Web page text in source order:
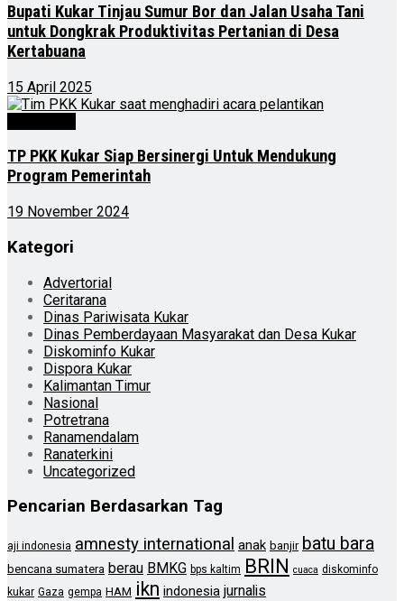
Bupati Kukar Tinjau Sumur Bor dan Jalan Usaha Tani
untuk Dongkrak Produktivitas Pertanian di Desa
Kertabuana
15 April 2025
TP PKK Kukar Siap Bersinergi Untuk Mendukung
Program Pemerintah
19 November 2024
Kategori
Advertorial
Ceritarana
Dinas Pariwisata Kukar
Dinas Pemberdayaan Masyarakat dan Desa Kukar
Diskominfo Kukar
Dispora Kukar
Kalimantan Timur
Nasional
Potretrana
Ranamendalam
Ranaterkini
Uncategorized
Pencarian Berdasarkan Tag
aji indonesia amnesty international anak banjir batu bara
bencana sumatera berau BMKG bps kaltim BRIN cuaca diskominfo
kukar Gaza gempa HAM ikn indonesia jurnalis